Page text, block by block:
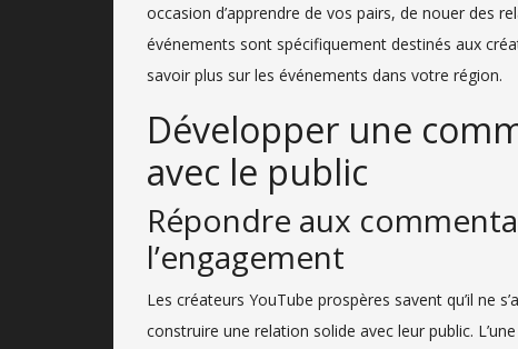
occasion d’apprendre de vos pairs, de nouer des
événements sont spécifiquement destinés aux
savoir plus sur les événements dans votre région.
Développer une
avec le public
Répondre aux
l’engagement
Les créateurs YouTube prospères savent qu’il ne
construire une relation solide avec leur public.